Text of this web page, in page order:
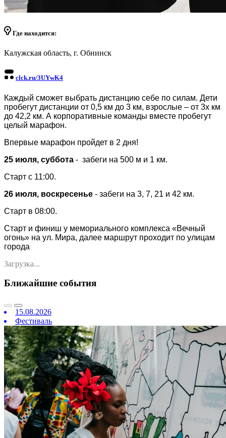
Где находится:
Калужская область, г. Обнинск
clck.ru/3UYwK4
Каждый сможет выбрать дистанцию себе по силам. Дети
пробегут дистанции от 0,5 км до 3 км, взрослые – от 3х км
до 42,2 км. А корпоративные команды вместе пробегут
целый марафон.
Впервые марафон пройдет в 2 дня!
25 июля, суббота - забеги на 500 м и 1 км.
Старт с 11:00.
26 июля, воскресенье - забеги на 3, 7, 21 и 42 км.
Старт в 08:00.
Старт и финиш у мемориального комплекса «Вечный
огонь» на ул. Мира, далее маршрут проходит по улицам
города
Загрузка...
Ближайшие события
15.08.2026
Фестиваль